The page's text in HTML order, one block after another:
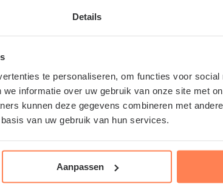
Details
te personaliseren, om functies voor social
informatie over uw gebruik van onze site met
kunnen deze gegevens combineren met
van uw gebruik van hun services.
Aanpassen
en breng eventueel
LET OP:
aangegeven maar
Annabelle' - XL kopen of
bij een betrouwbare partij. Naast de
u kunt ons echt bezoeken.